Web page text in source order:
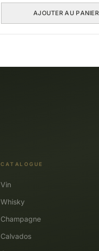
AJOUTER AU PANIER
CATALOGUE
Vin
Whisky
Champagne
Calvados